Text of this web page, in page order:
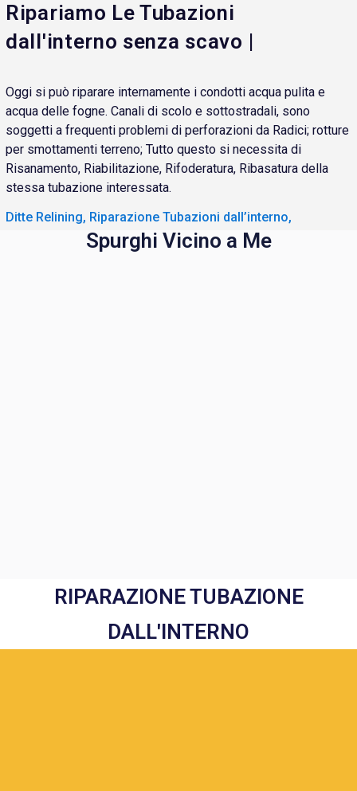
Ripariamo Le Tubazioni
dall'interno senza scavo |
Oggi si può riparare internamente i condotti acqua pulita e
acqua delle fogne. Canali di scolo e sottostradali, sono
soggetti a frequenti problemi di perforazioni da Radici; rotture
per smottamenti terreno; Tutto questo si necessita di
Risanamento, Riabilitazione, Rifoderatura, Ribasatura della
stessa tubazione interessata.
Ditte Relining, Riparazione Tubazioni dall’interno,
Spurghi Vicino a Me
RIPARAZIONE TUBAZIONE
DALL'INTERNO